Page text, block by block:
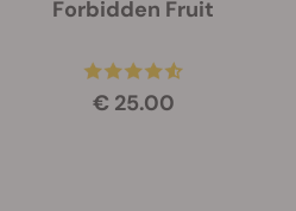
Forbidden Fruit
€ 25.00